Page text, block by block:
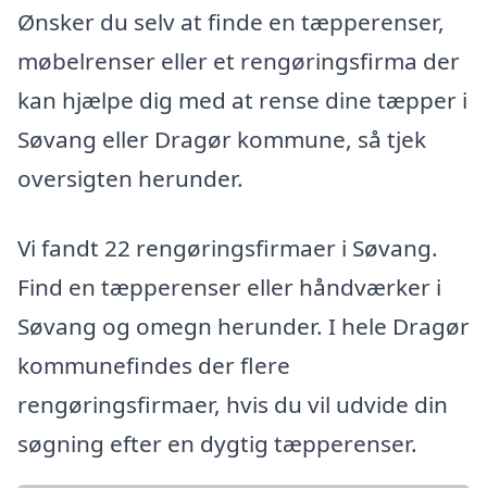
Ønsker du selv at finde en tæpperenser,
møbelrenser eller et rengøringsfirma der
kan hjælpe dig med at rense dine tæpper i
Søvang eller Dragør kommune, så tjek
oversigten herunder.
Vi fandt 22 rengøringsfirmaer i Søvang.
Find en tæpperenser eller håndværker i
Søvang og omegn herunder. I hele Dragør
kommunefindes der flere
rengøringsfirmaer, hvis du vil udvide din
søgning efter en dygtig tæpperenser.